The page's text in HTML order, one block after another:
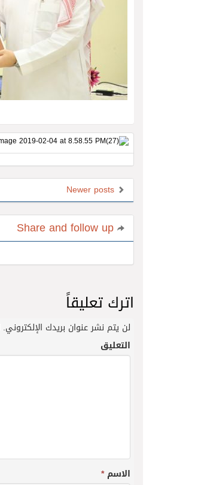
اترك تعليقاً
لن يتم نشر عنوان بريدك الإلكتروني.
التعليق
الاسم*